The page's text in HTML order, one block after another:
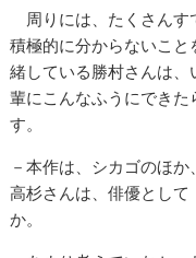
周りには、たくさんす
積極的に分からないこ
緒している勝村さんは
輩にこんなふうにできた
す。
－本作は、シカゴのほか
高杉さんは、俳優とし
か。